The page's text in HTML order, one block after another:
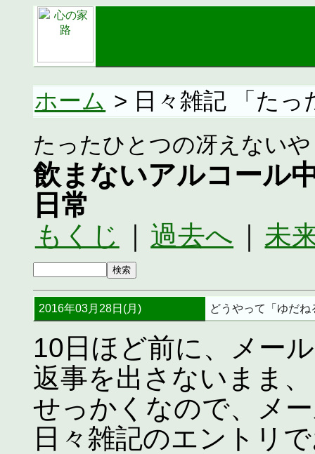
ホーム > 日々雑記 「た
たったひとつの冴えない
飲まないアルコール
日常
もくじ 過去へ 未
2016年03月28日(月) どうやって「ゆだね
10日ほど前に、メー
返事を出さないまま
せっかくなので、メ
日々雑記のエントリ